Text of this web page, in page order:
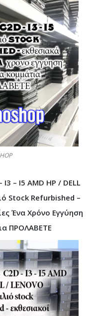
– I5 AMD HP / DELL
Stock Refurbished –
Ένα Χρόνο Εγγύηση
ΠΡΟΛΑΒΕΤΕ